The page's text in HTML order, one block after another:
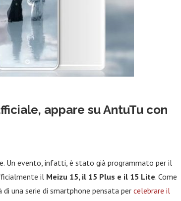
appare su AntuTu con
Un evento, infatti, è stato già programmato per il
il Meizu 15, il 15 Plus e il 15 Lite. Come
una serie di smartphone pensata per celebrare il